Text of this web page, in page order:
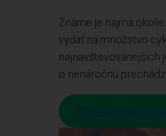
Známe je najmä
vydať na množstvo
najnavštevovanejších
o nenáročnú